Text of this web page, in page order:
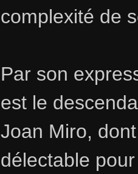
complexité de
Par son
est le
Joan Miro,
délectable